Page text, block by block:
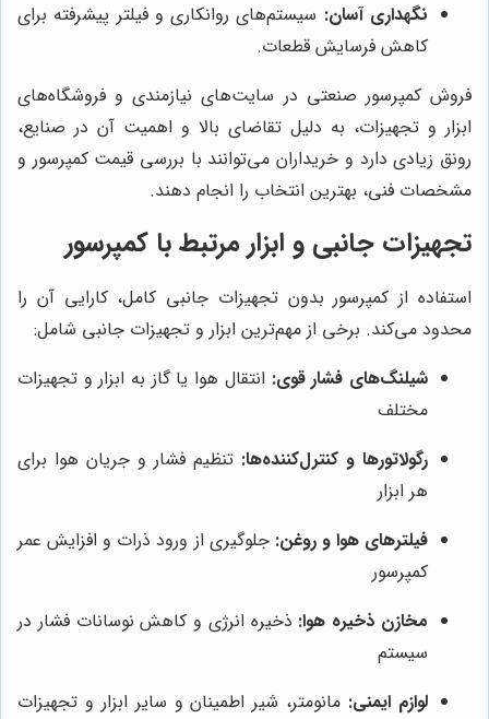
نگهداری آسان: سیستم‌های روانکاری و فیلتر پیشرفته برای
کاهش فرسایش قطعات.
فروش کمپرسور صنعتی در سایت‌های نیازمندی و فروشگاه‌های
ابزار و تجهیزات، به دلیل تقاضای بالا و اهمیت آن در صنایع،
رونق زیادی دارد و خریداران می‌توانند با بررسی قیمت کمپرسور و
مشخصات فنی، بهترین انتخاب را انجام دهند.
تجهیزات جانبی و ابزار مرتبط با کمپرسور
استفاده از کمپرسور بدون تجهیزات جانبی کامل، کارایی آن را
محدود می‌کند. برخی از مهم‌ترین ابزار و تجهیزات جانبی شامل:
شیلنگ‌های فشار قوی: انتقال هوا یا گاز به ابزار و تجهیزات
مختلف
رگولاتورها و کنترل‌کننده‌ها: تنظیم فشار و جریان هوا برای
هر ابزار
فیلترهای هوا و روغن: جلوگیری از ورود ذرات و افزایش عمر
کمپرسور
مخازن ذخیره هوا: ذخیره انرژی و کاهش نوسانات فشار در
سیستم
لوازم ایمنی: مانومتر، شیر اطمینان و سایر ابزار و تجهیزات